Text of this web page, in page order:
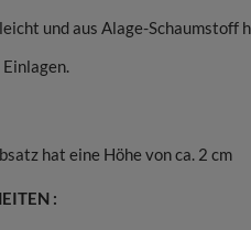
und aus Alage-Schaumstoff
hat eine Höhe von ca. 2 cm
: